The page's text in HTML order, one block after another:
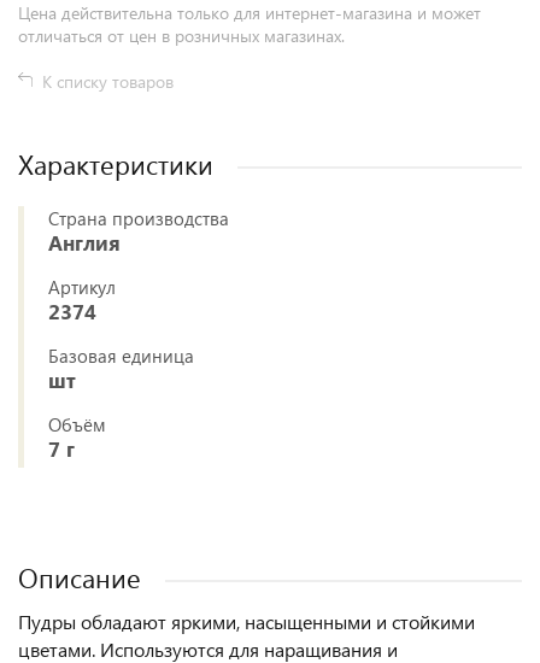
Цена действительна только для интернет-магазина и может
отличаться от цен в розничных магазинах.
К списку товаров
Характеристики
Страна производства
Англия
Артикул
2374
Базовая единица
шт
Объём
7 г
Описание
Пудры обладают яркими, насыщенными и стойкими
цветами. Используются для наращивания и